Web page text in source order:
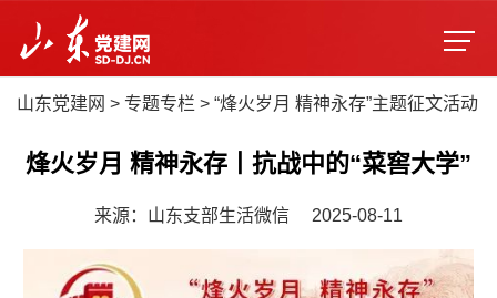
山东党建网 > 专题专栏 > “烽火岁月 精神永存”主题征文活动
烽火岁月 精神永存丨抗战中的“菜窖大学”
来源：山东支部生活微信 2025-08-11